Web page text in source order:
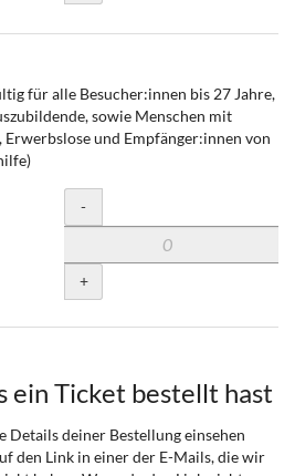
für alle Besucher:innen bis 27 Jahre,
sowie Menschen mit
Erwerbslose und Empfänger:innen von
Menge
-
+
ein Ticket bestellt hast
Details deiner Bestellung einsehen
den Link in einer der E-Mails, die wir